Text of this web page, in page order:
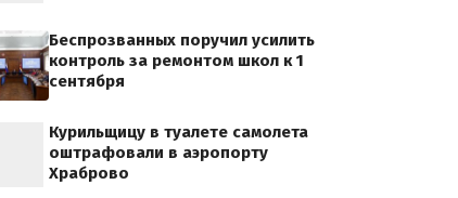
Беспрозванных поручил усилить
контроль за ремонтом школ к 1
сентября
Курильщицу в туалете самолета
оштрафовали в аэропорту
Храброво